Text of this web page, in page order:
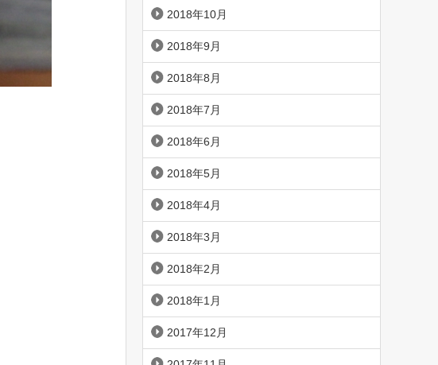
2018年10月
2018年9月
2018年8月
2018年7月
2018年6月
2018年5月
2018年4月
2018年3月
2018年2月
2018年1月
2017年12月